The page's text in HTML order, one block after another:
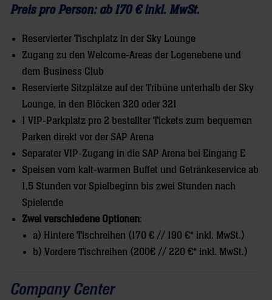
Preis pro Person: ab 170 € inkl. MwSt.
Reservierter Tischplatz in der Sky Lounge
Zugang zu den Welcome-Areas der Logenebene und
dem Business Club
Reservierte Sitzplätze auf der Tribüne unterhalb der Sky
Lounge, in den Blöcken 320 oder 321
1 VIP-Parkplatz pro 2 bestellter Tickets zum bequemen
Parken direkt vor der SAP Arena
Separater VIP-Zugang in die SAP Arena bei Eingang E
Speisen vom kalt-warmen Buffet und Getränkeservice ab
1,5 Stunden vor Spielbeginn bis zwei Stunden nach
Spielende
Zwei verschiedene Optionen:
a) Hintere Tischreihen (170 € // 190 €* inkl. MwSt.)
b) Vordere Tischreihen (200€ // 220 €* inkl. MwSt.)
Company Center